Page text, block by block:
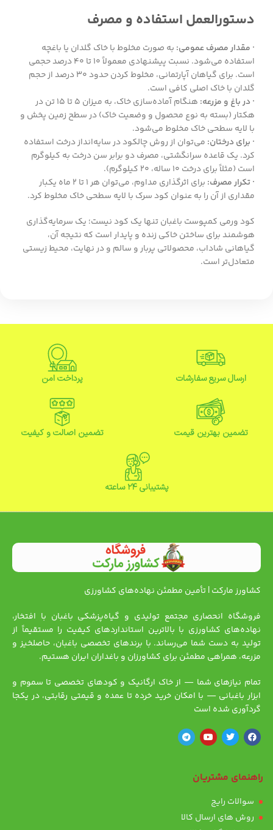
دستورالعمل استفاده و مصرف
· مقدار مصرف عمومی: به صورت مخلوط با خاک گلدان یا باغچه
استفاده می‌شود. نسبت پیشنهادی معمولاً ۱۰ تا ۴۰ درصد حجمی
است. برای گیاهان آپارتمانی، مخلوط کردن حدود ۳۰ درصد از حجم
گلدان با خاک اصلی کافی است.
· در باغ و مزرعه:
هنگام آماده‌سازی خاک، به میزان ۵ تا ۱۵ تن در
هکتار (بسته به نوع محصول و وضعیت خاک) در سطح زمین پخش و
با لایه سطحی خاک مخلوط می‌شود.
· برای درختان: می‌توان از روش چالکود در سایه‌انداز درخت استفاده
کرد. یک قاعده سرانگشتی، مصرف دو برابر سن درخت به کیلوگرم
است (مثلاً برای درخت ۱۰ ساله، ۲۰ کیلوگرم).
· تکرار مصرف:
برای اثرگذاری مداوم، می‌توان هر ۱ تا ۲ ماه یکبار
مقداری از آن را به عنوان کود سرک با لایه سطحی خاک مخلوط کرد.
کود ورمی کمپوست باغبان تنها یک کود نیست؛ یک سرمایه‌گذاری
هوشمند برای ساختن خاکی زنده و پایدار است که نتیجه آن،
گیاهانی شاداب، محصولاتی پربار و سالم و در نهایت، محیط زیستی
متعادل‌تر است.
ارسال سریع سفارشات پرداخت امن
تضمین بهترین قیمت تضمین اصالت و کیفیت
پشتیبانی ۲۴ ساعته
کشاورز مارکت | تأمین مطمئن نهاده‌های کشاورزی
فروشگاه انحصاری مجتمع تولیدی و گیاه‌پزشکی باغبان با افتخار،
نهاده‌های کشاورزی با بالاترین استانداردهای کیفیت را مستقیماً از
تولید به دست شما می‌رساند. با برندهای تخصصی باغبان، حاصلخیز و
مزرعه، همراهی مطمئن برای کشاورزان و باغداران ایران هستیم.
تمام نیازهای شما — از خاک ارگانیک و کودهای تخصصی تا سموم و
ابزار باغبانی — با امکان خرید خرده تا عمده و قیمتی رقابتی، در یکجا
گردآوری شده است
راهنمای مشتریان
سوالات رایج
روش های ارسال کالا